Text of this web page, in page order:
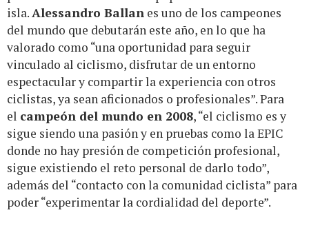
isla.Alessandro Ballan es uno de los campeones
del mundo que debutarán este año, en lo que ha
valorado como “una oportunidad para seguir
vinculado al ciclismo, disfrutar de un entorno
espectacular y compartir la experiencia con otros
ciclistas, ya sean aficionados o profesionales”. Para
el campeón del mundo en 2008, “el ciclismo es y
sigue siendo una pasión y en pruebas como la EPIC
donde no hay presión de competición profesional,
sigue existiendo el reto personal de darlo todo”,
además del “contacto con la comunidad ciclista” para
poder “experimentar la cordialidad del deporte”.